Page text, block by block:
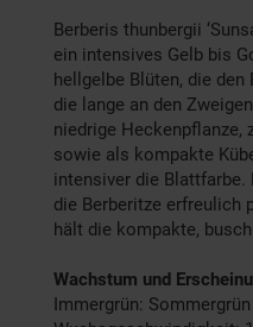
Berberis thunbergii
ein intensives Gelb bis
hellgelbe Blüten, die
die lange an den
niedrige Heckenpflanze,
sowie als kompakte
intensiver die
die Berberitze erfreulich
hält die kompakte,
Wachstum und
Immergrün: Sommergrün